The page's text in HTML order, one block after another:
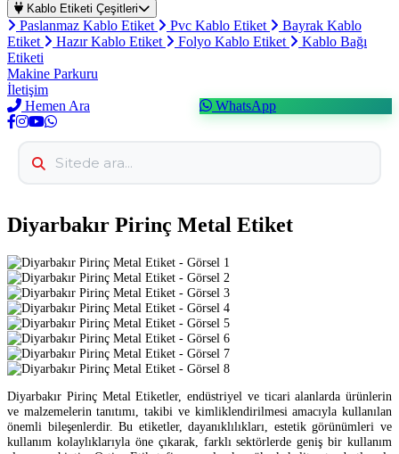
Kablo Etiketi Çeşitleri
Paslanmaz Kablo Etiket Pvc Kablo Etiket
Bayrak Kablo
Etiket
Hazır Kablo Etiket Folyo Kablo Etiket
Kablo Bağı
Etiketi
Makine Parkuru
İletişim
Hemen Ara
WhatsApp
Diyarbakır Pirinç Metal Etiket
Diyarbakır Pirinç Metal Etiketler, endüstriyel ve ticari alanlarda ürünlerin
ve malzemelerin tanıtımı, takibi ve kimliklendirilmesi amacıyla kullanılan
önemli bileşenlerdir. Bu etiketler, dayanıklılıkları, estetik görünümleri ve
kullanım kolaylıklarıyla öne çıkarak, farklı sektörlerde geniş bir kullanım